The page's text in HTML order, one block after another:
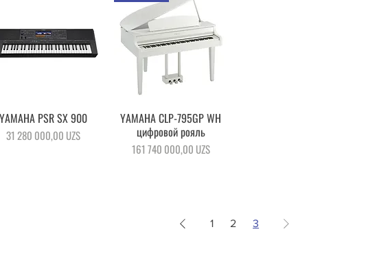
Быстрый просмотр
YAMAHA PSR SX 900
Цена
31 280 000,00 UZS
Быстрый просмотр
YAMAHA CLP-795GP WH
цифровой рояль
Цена
161 740 000,00 UZS
1 2 3